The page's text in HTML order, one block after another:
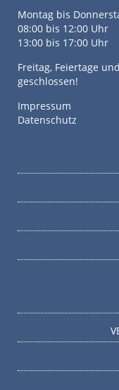
Montag bis
08:00 bis 12:00 Uhr
13:00 bis 17:00 Uhr
Freitag, Feiertage
geschlossen!
Impressum
Datenschutz